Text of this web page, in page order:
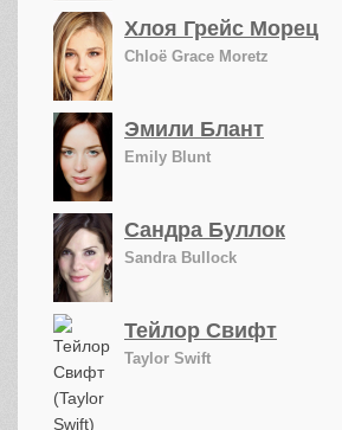
Хлоя Грейс Морец
Chloë Grace Moretz
Эмили Блант
Emily Blunt
Сандра Буллок
Sandra Bullock
Тейлор Свифт
Taylor Swift